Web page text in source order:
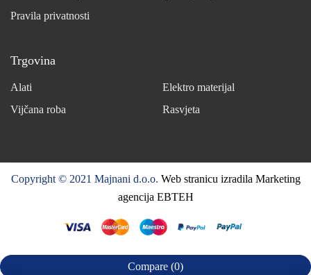
Pravila privatnosti
Trgovina
Alati
Elektro materijal
Vijčana roba
Rasvjeta
Copyright © 2021 Majnani d.o.o. Web stranicu izradila Marketing
agencija EBTEH
Compare (0)